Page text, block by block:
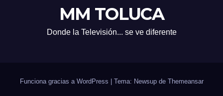
MM TOLUCA
Donde la Televisión... se ve diferente
Funciona gracias a WordPress Tema: Newsup de Themeansar